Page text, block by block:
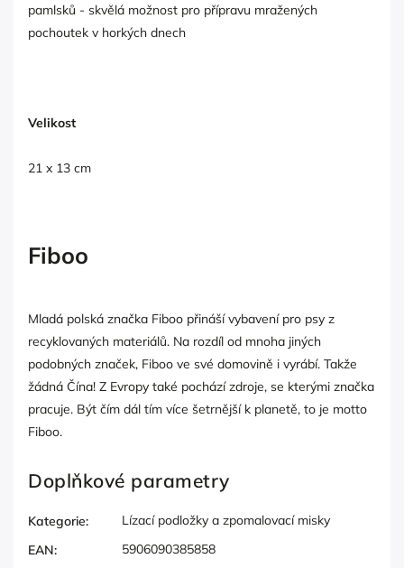
pamlsků - skvělá možnost pro přípravu mražených
pochoutek v horkých dnech
Velikost
21 x 13 cm
Fiboo
Mladá polská značka Fiboo přináší vybavení pro psy z
recyklovaných materiálů. Na rozdíl od mnoha jiných
podobných značek, Fiboo ve své domovině i vyrábí. Takže
žádná Čína! Z Evropy také pochází zdroje, se kterými značka
pracuje. Být čím dál tím více šetrnější k planetě, to je motto
Fiboo.
Doplňkové parametry
Kategorie:
Lízací podložky a zpomalovací misky
EAN:
5906090385858